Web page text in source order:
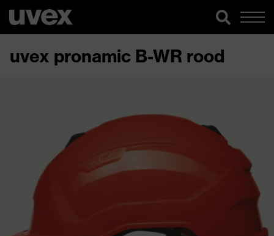
uvex pronamic B-WR rood